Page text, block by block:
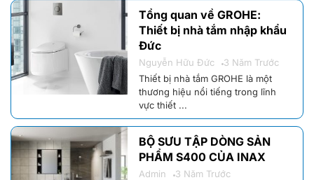
Tổng quan về GROHE:
Thiết bị nhà tắm nhập khẩu
Đức
Nguyễn Hữu Đức
3 Năm Trước
Thiết bị nhà tắm GROHE là một
thương hiệu nổi tiếng trong lĩnh
vực thiết ...
BỘ SƯU TẬP DÒNG SẢN
PHẨM S400 CỦA INAX
Admin
3 Năm Trước